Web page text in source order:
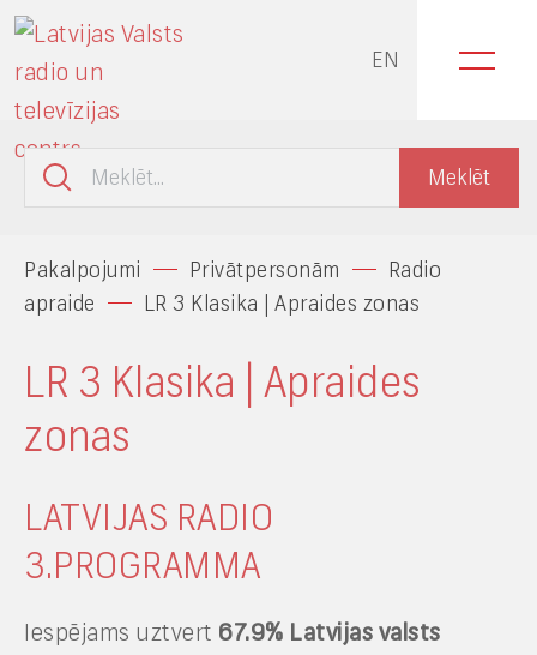
EN
Pakalpojumi Privātpersonām
Radio
apraide
LR 3 Klasika | Apraides zonas
LR 3 Klasika | Apraides
zonas
LATVIJAS RADIO
3.PROGRAMMA
Iespējams uztvert 67.9% Latvijas valsts